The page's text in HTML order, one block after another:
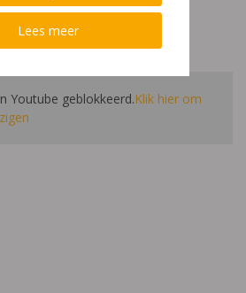
Youtube geblokkeerd.Klik hier om
Lees meer